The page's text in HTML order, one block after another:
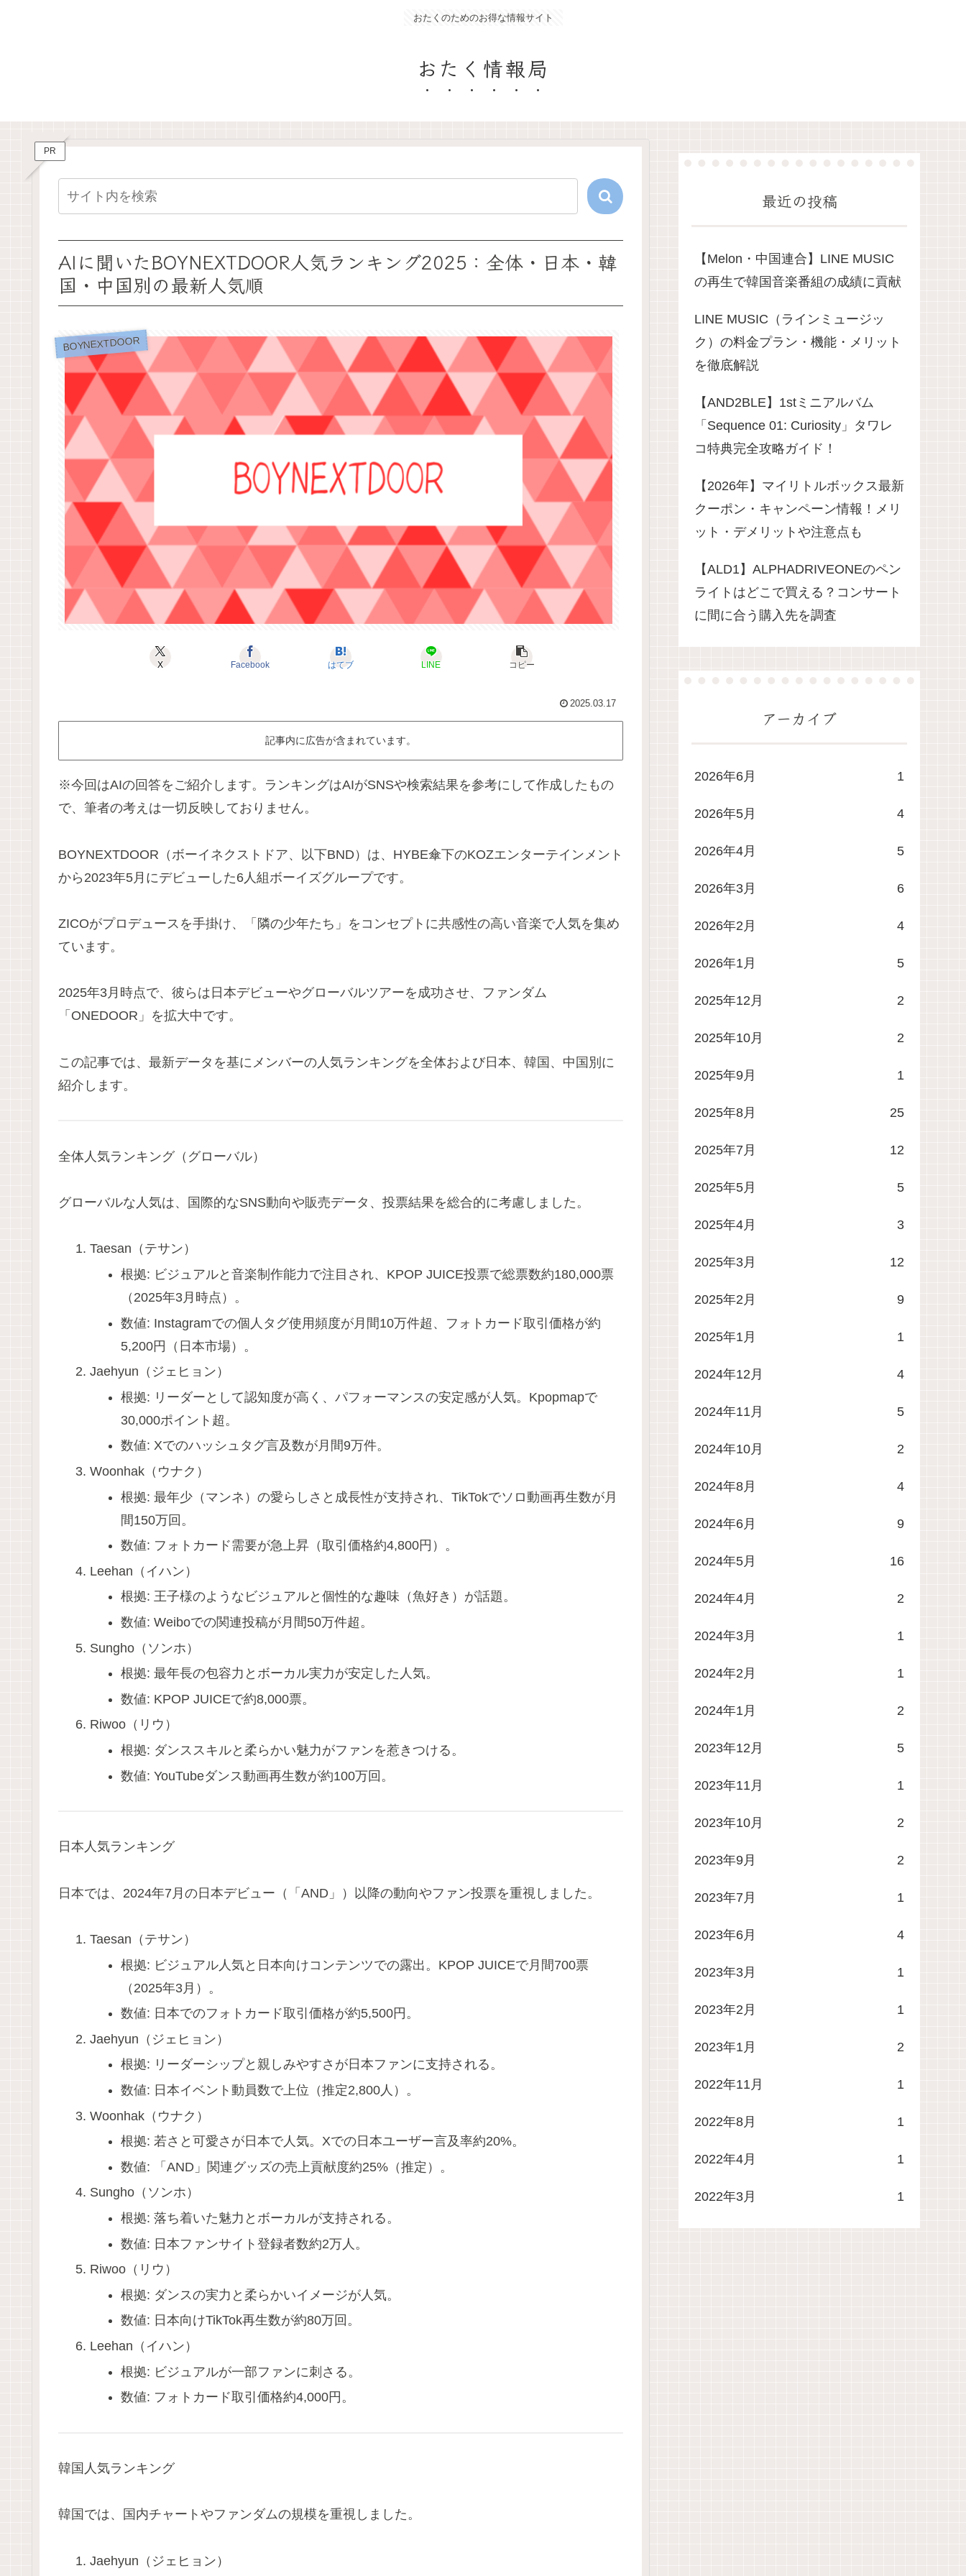
おたくのためのお得な情報サイト
おたく情報局
PR
AIに聞いたBOYNEXTDOOR人気ランキング2025：全体・日本・韓
国・中国別の最新人気順
BOYNEXTDOOR
X Facebook はてブ LINE コピー
2025.03.17
記事内に広告が含まれています。
※今回はAIの回答をご紹介します。ランキングはAIがSNSや検索結果を参考にして作成したもの
で、筆者の考えは一切反映しておりません。
BOYNEXTDOOR（ボーイネクストドア、以下BND）は、HYBE傘下のKOZエンターテインメント
から2023年5月にデビューした6人組ボーイズグループです。
ZICOがプロデュースを手掛け、「隣の少年たち」をコンセプトに共感性の高い音楽で人気を集め
ています。
2025年3月時点で、彼らは日本デビューやグローバルツアーを成功させ、ファンダム
「ONEDOOR」を拡大中です。
この記事では、最新データを基にメンバーの人気ランキングを全体および日本、韓国、中国別に
紹介します。
全体人気ランキング（グローバル）
グローバルな人気は、国際的なSNS動向や販売データ、投票結果を総合的に考慮しました。
Taesan（テサン）
根拠: ビジュアルと音楽制作能力で注目され、KPOP JUICE投票で総票数約180,000票
（2025年3月時点）。
数値: Instagramでの個人タグ使用頻度が月間10万件超、フォトカード取引価格が約
5,200円（日本市場）。
Jaehyun（ジェヒョン）
根拠: リーダーとして認知度が高く、パフォーマンスの安定感が人気。Kpopmapで
30,000ポイント超。
数値: Xでのハッシュタグ言及数が月間9万件。
Woonhak（ウナク）
根拠: 最年少（マンネ）の愛らしさと成長性が支持され、TikTokでソロ動画再生数が月
間150万回。
数値: フォトカード需要が急上昇（取引価格約4,800円）。
Leehan（イハン）
根拠: 王子様のようなビジュアルと個性的な趣味（魚好き）が話題。
数値: Weiboでの関連投稿が月間50万件超。
Sungho（ソンホ）
根拠: 最年長の包容力とボーカル実力が安定した人気。
数値: KPOP JUICEで約8,000票。
Riwoo（リウ）
根拠: ダンススキルと柔らかい魅力がファンを惹きつける。
数値: YouTubeダンス動画再生数が約100万回。
日本人気ランキング
日本では、2024年7月の日本デビュー（「AND」）以降の動向やファン投票を重視しました。
Taesan（テサン）
根拠: ビジュアル人気と日本向けコンテンツでの露出。KPOP JUICEで月間700票
（2025年3月）。
数値: 日本でのフォトカード取引価格が約5,500円。
Jaehyun（ジェヒョン）
根拠: リーダーシップと親しみやすさが日本ファンに支持される。
数値: 日本イベント動員数で上位（推定2,800人）。
Woonhak（ウナク）
根拠: 若さと可愛さが日本で人気。Xでの日本ユーザー言及率約20%。
数値: 「AND」関連グッズの売上貢献度約25%（推定）。
Sungho（ソンホ）
根拠: 落ち着いた魅力とボーカルが支持される。
数値: 日本ファンサイト登録者数約2万人。
Riwoo（リウ）
根拠: ダンスの実力と柔らかいイメージが人気。
数値: 日本向けTikTok再生数が約80万回。
Leehan（イハン）
根拠: ビジュアルが一部ファンに刺さる。
数値: フォトカード取引価格約4,000円。
韓国人気ランキング
韓国では、国内チャートやファンダムの規模を重視しました。
Jaehyun（ジェヒョン）
最近の投稿
​【Melon・中国連合】LINE MUSIC
の再生で韓国音楽番組の成績に貢献
LINE MUSIC（ラインミュージッ
ク）の料金プラン・機能・メリット
を徹底解説
​【AND2BLE】1stミニアルバム
「Sequence 01: Curiosity」タワレ
コ特典完全攻略ガイド！
【2026年】マイリトルボックス最新
クーポン・キャンペーン情報！メリ
ット・デメリットや注意点も
【ALD1】ALPHADRIVEONEのペン
ライトはどこで買える？コンサート
に間に合う購入先を調査
アーカイブ
2026年6月 1
2026年5月 4
2026年4月 5
2026年3月 6
2026年2月 4
2026年1月 5
2025年12月 2
2025年10月 2
2025年9月 1
2025年8月 25
2025年7月 12
2025年5月 5
2025年4月 3
2025年3月 12
2025年2月 9
2025年1月 1
2024年12月 4
2024年11月 5
2024年10月 2
2024年8月 4
2024年6月 9
2024年5月 16
2024年4月 2
2024年3月 1
2024年2月 1
2024年1月 2
2023年12月 5
2023年11月 1
2023年10月 2
2023年9月 2
2023年7月 1
2023年6月 4
2023年3月 1
2023年2月 1
2023年1月 2
2022年11月 1
2022年8月 1
2022年4月 1
2022年3月 1